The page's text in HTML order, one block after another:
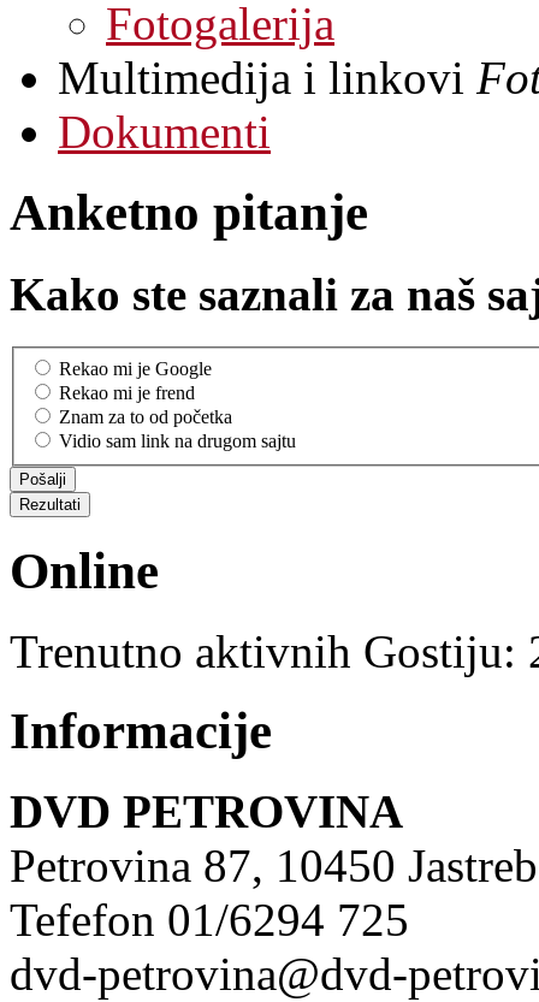
Fotogalerija
Multimedija i linkovi
Dokumenti
Anketno pitanje
Kako ste saznali za naš
Rekao mi je Google
Rekao mi je frend
Znam za to od početka
Vidio sam link na drugom sajtu
Online
Trenutno aktivnih Gostiju:
Informacije
DVD PETROVINA
Petrovina 87, 10450
Tefefon 01/6294 725
dvd-petrovina@dvd-